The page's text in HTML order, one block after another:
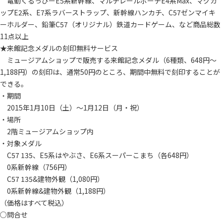
ップE2系、E7系ラバーストラップ、新幹線ハンカチ、C57ゼンマイキ
ーホルダー、鉛筆C57（オリジナル）鉄道カードゲーム、など商品総数
11点以上
★来館記念メダルの刻印無料サービス
ミュージアムショップで販売する来館記念メダル（6種類、648円～
1,188円）の刻印は、通常50円のところ、期間中無料で刻印することが
できる。
・期間
2015年1月10日（土）～1月12日（月・祝）
・場所
2階ミュージアムショップ内
・対象メダル
C57 135、E5系はやぶさ、E6系スーパーこまち（各648円）
0系新幹線（756円）
C57 135&建物外観（1,080円）
0系新幹線&建物外観（1,188円）
（価格はすべて税込）
○問合せ